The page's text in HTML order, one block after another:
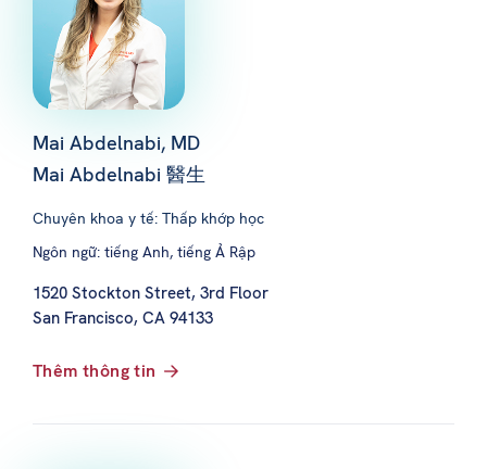
Mai Abdelnabi, MD
Mai Abdelnabi 醫生
Chuyên khoa y tế: Thấp khớp học
Ngôn ngữ: tiếng Anh, tiếng Ả Rập
1520 Stockton Street, 3rd Floor
San Francisco, CA 94133
Thêm thông tin